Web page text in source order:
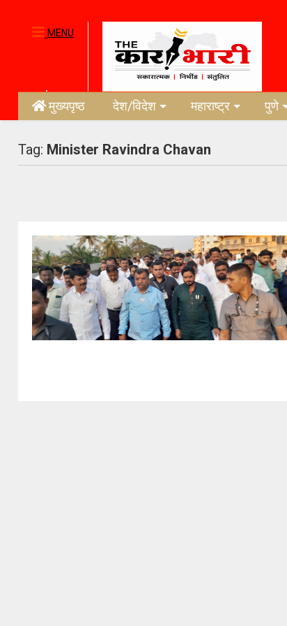
MENU
मुख्यपृष्ठ देश/विदेश महाराष्ट्र पुणे
Tag: Minister Ravindra Chavan